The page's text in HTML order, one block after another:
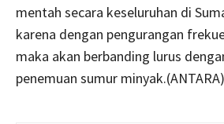
mentah secara keseluruhan di
karena dengan pengurangan
maka akan berbanding lurus
penemuan sumur minyak.(ANTARA)